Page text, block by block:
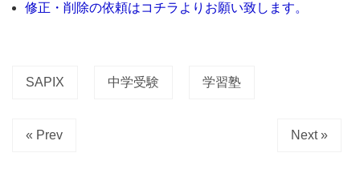
関
目
と
修正・削除の依頼はコチラよりお願い致します。
SAPIX 中学受験 学習塾
« Prev Next »